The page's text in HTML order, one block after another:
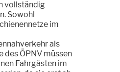
vollständig
Sowohl
im
als
des ÖPNV müssen
Fahrgästen im